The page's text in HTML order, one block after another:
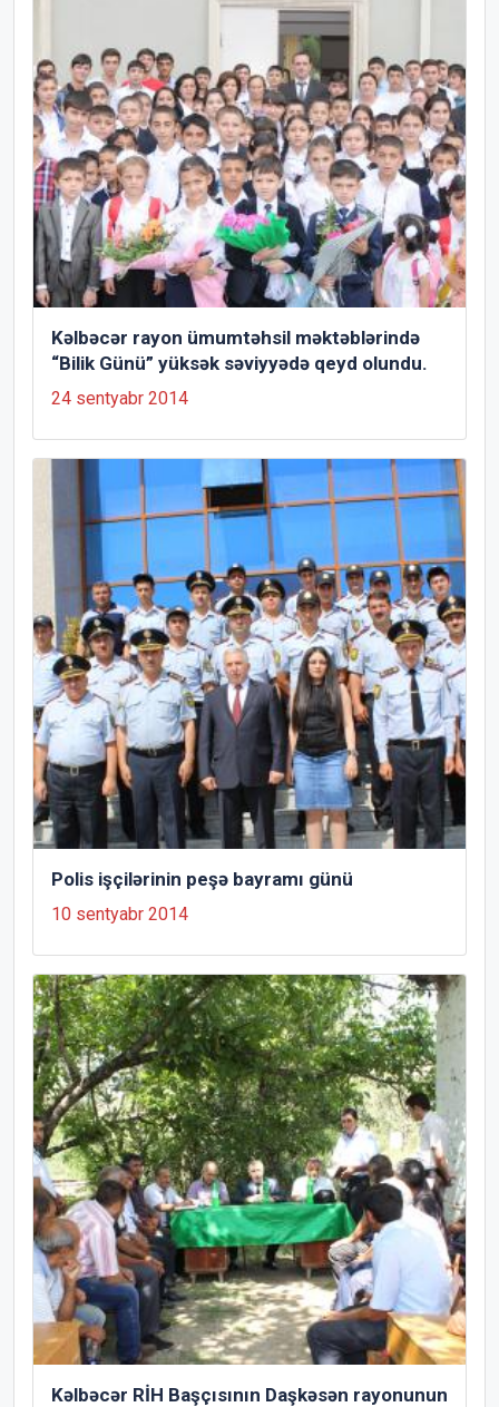
Kəlbəcər rayon ümumtəhsil məktəblərində
“Bilik Günü” yüksək səviyyədə qeyd olundu.
24 sentyabr 2014
Polis işçilərinin peşə bayramı günü
10 sentyabr 2014
Kəlbəcər RİH Başçısının Daşkəsən rayonunun